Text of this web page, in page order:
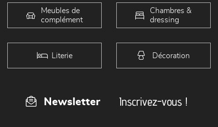
Meubles de
complément
Chambres &
dressing
Literie Décoration
Newsletter Inscrivez-vous !